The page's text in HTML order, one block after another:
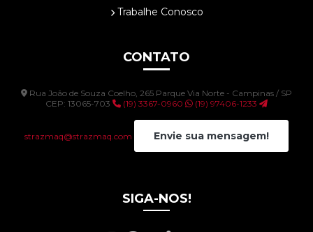
Trabalhe Conosco
CONTATO
Rua João de Souza Coelho, 265 Parque Via Norte - Campinas / SP
CEP: 13065-703
(19) 3367-0960 (19) 97406-1233
strazmaq@strazmaq.com Envie sua mensagem!
SIGA-NOS!